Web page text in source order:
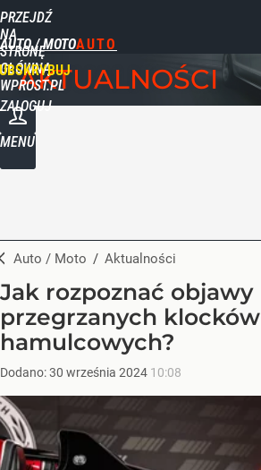
PRZEJDŹ
NA
STRONĘ
GŁÓWNĄ
WPROST.PL
AUTO / MOTO
ZALOGUJ
MENU
AKTUALNOŚCI
Auto / Moto / Aktualności
Jak rozpoznać objawy
przegrzanych klocków
hamulcowych?
Dodano:30 września 2024 10:08